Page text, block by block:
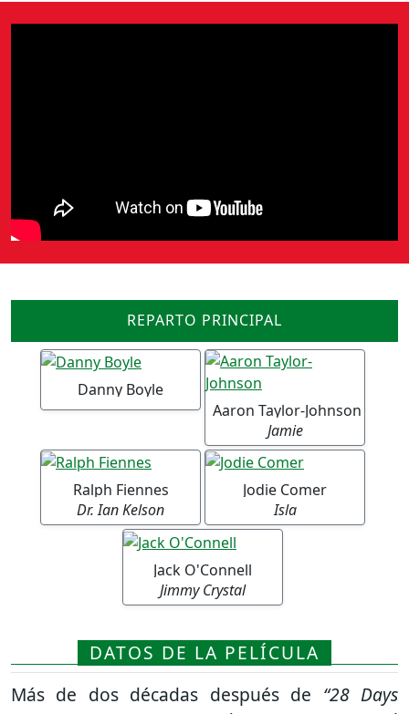
REPARTO PRINCIPAL
Danny Boyle
Aaron Taylor-Johnson
Jamie
Ralph Fiennes
Dr. Ian Kelson
Jodie Comer
Isla
Jack O'Connell
Jimmy Crystal
DATOS DE LA PELÍCULA
Más de dos décadas después de “28 Days